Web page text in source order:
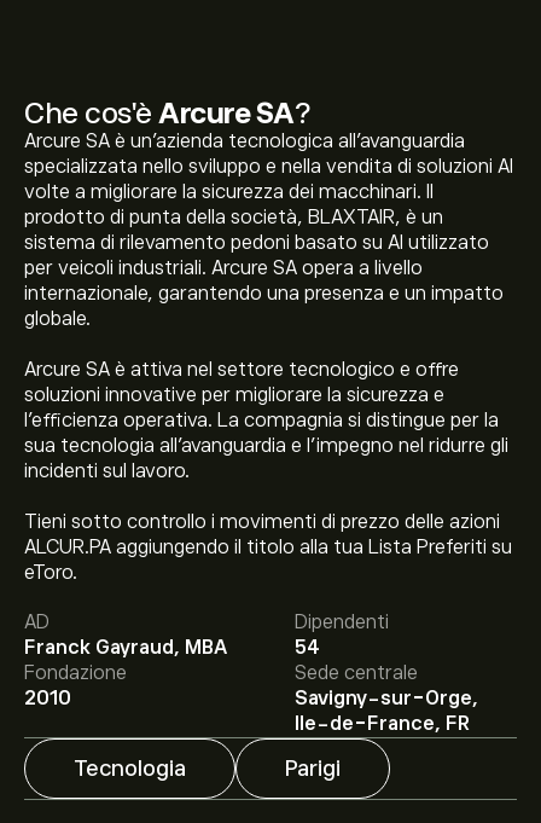
Che cos'è Arcure SA?
Arcure SA è un'azienda tecnologica all'avanguardia
specializzata nello sviluppo e nella vendita di soluzioni AI
volte a migliorare la sicurezza dei macchinari. Il
prodotto di punta della società, BLAXTAIR, è un
sistema di rilevamento pedoni basato su AI utilizzato
per veicoli industriali. Arcure SA opera a livello
internazionale, garantendo una presenza e un impatto
globale.
Arcure SA è attiva nel settore tecnologico e offre
soluzioni innovative per migliorare la sicurezza e
l'efficienza operativa. La compagnia si distingue per la
sua tecnologia all'avanguardia e l'impegno nel ridurre gli
incidenti sul lavoro.
Tieni sotto controllo i movimenti di prezzo delle azioni
ALCUR.PA aggiungendo il titolo alla tua Lista Preferiti su
eToro.
AD
Franck Gayraud, MBA
Dipendenti
54
Fondazione
2010
Sede centrale
Savigny-sur-Orge,
Ile-de-France, FR
Tecnologia Parigi
Il prezzo attuale delle azioni ALCUR.PA è di 2.490‎€‎.
Il target di prezzo medio per le azioni Arcure SA è di
2.490‎€‎.
su eToro per previsioni dettagliate degli
Gli analisti offrono previsioni per le azioni Arcure SA
basate su tendenze di mercato, rapporti finanziari e